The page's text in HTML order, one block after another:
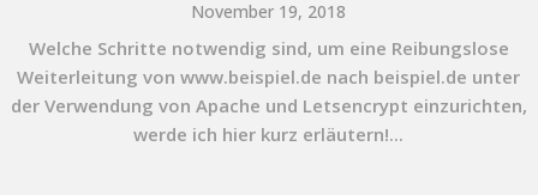
November 19, 2018
Welche Schritte notwendig sind, um eine Reibungslose
Weiterleitung von www.beispiel.de nach beispiel.de unter
der Verwendung von Apache und Letsencrypt einzurichten,
werde ich hier kurz erläutern!...